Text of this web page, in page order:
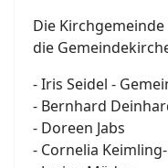
Die
die
- Iris Seidel -
- Bernhard
- Doreen Jabs
- Cornelia